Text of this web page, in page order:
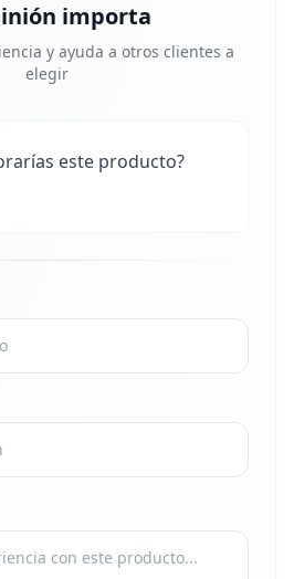
importa
y ayuda a otros clientes a
elegir
este producto?